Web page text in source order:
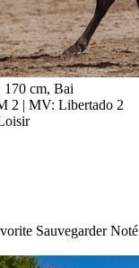
170 cm, Bai
2 | MV: Libertado 2
Sauvegarder Noté